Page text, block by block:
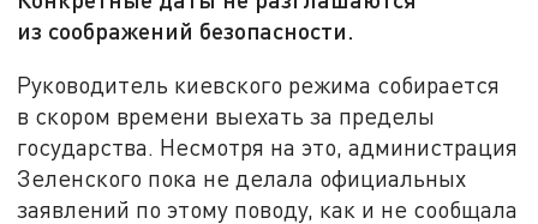
из соображений безопасности.
Руководитель киевского режима собирается
в скором времени выехать за пределы
государства. Несмотря на это, администрация
Зеленского пока не делала официальных
заявлений по этому поводу, как и не сообщала